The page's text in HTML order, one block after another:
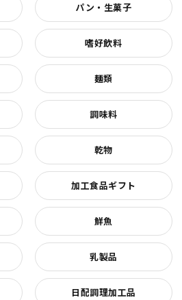
パン・生菓子
嗜好飲料
麺類
調味料
乾物
加工食品ギフト
鮮魚
乳製品
日配調理加工品